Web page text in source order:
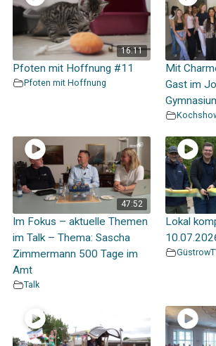
16:11
Pfoten mit Hoffnung #11
Pfoten mit Hoffnung
Mit
Gast im
47:52
Im Fokus – aktuelle Themen
im Talk – Thema: Sascha
Zimmermann 500 Tage im
Amt
Talk
Lokal